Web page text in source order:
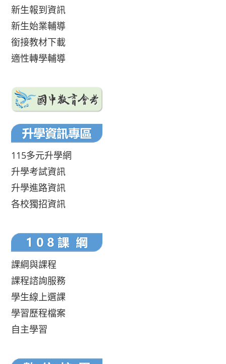
新生報到資訊
新生始業輔導
銜接教材下載
適性轉學輔導
115多元升學網
升學考試資訊
升學進路資訊
各校獨招資訊
課綱與課程
課程諮詢服務
學生線上選課
學習歷程檔案
自主學習